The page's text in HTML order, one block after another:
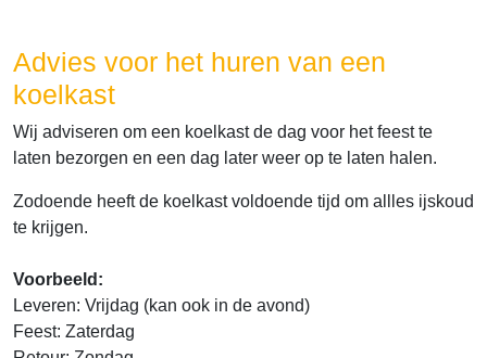
Advies voor het huren van een
koelkast
Wij adviseren om een koelkast de dag voor het feest te
laten bezorgen en een dag later weer op te laten halen.
Zodoende heeft de koelkast voldoende tijd om allles ijskoud
te krijgen.
Voorbeeld:
Leveren: Vrijdag (kan ook in de avond)
Feest: Zaterdag